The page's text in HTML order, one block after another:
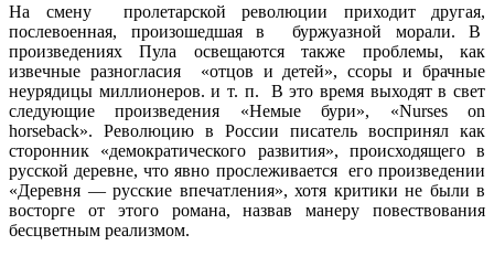
На смену пролетарской революции приходит другая,
послевоенная, произошедшая в буржуазной морали. В
произведениях Пула освещаются также проблемы, как
извечные разногласия «отцов и детей», ссоры и брачные
неурядицы миллионеров. и т. п. В это время выходят в свет
следующие произведения «Немые бури», «Nurses on
horseback». Революцию в России писатель воспринял как
сторонник «демократического развития», происходящего в
русской деревне, что явно прослеживается его произведении
«Деревня — русские впечатления», хотя критики не были в
восторге от этого романа, назвав манеру повествования
бесцветным реализмом.